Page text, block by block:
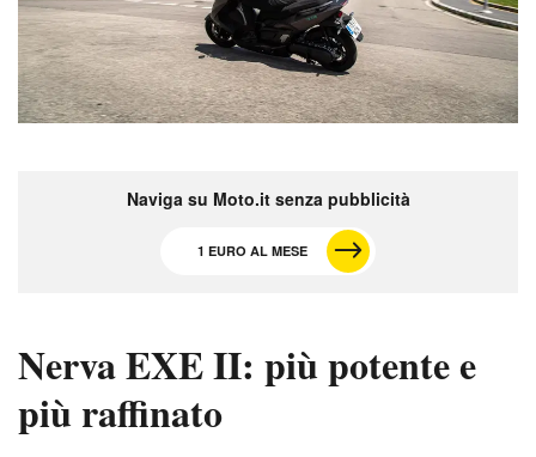
Naviga su Moto.it senza pubblicità
1 EURO AL MESE
Nerva EXE II: più potente e
più raffinato